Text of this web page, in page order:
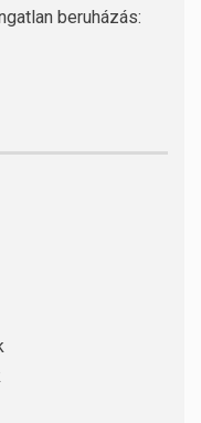
beruházás: